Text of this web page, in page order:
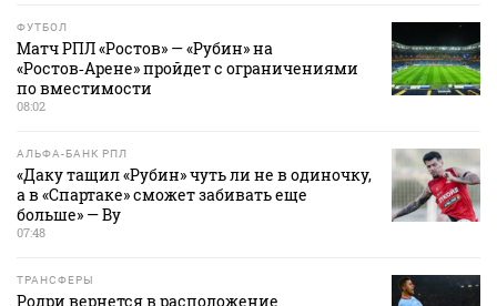
ФУТБОЛ
Матч РПЛ «Ростов» — «Рубин» на
«Ростов‑Арене» пройдет с ограничениями
по вместимости
08:02
АЛЬФА-БАНК РПЛ
«Даку тащил «Рубин» чуть ли не в одиночку,
а в «Спартаке» сможет забивать еще
больше» — Ву
07:48
ТРАНСФЕРЫ
Родри вернется в расположение